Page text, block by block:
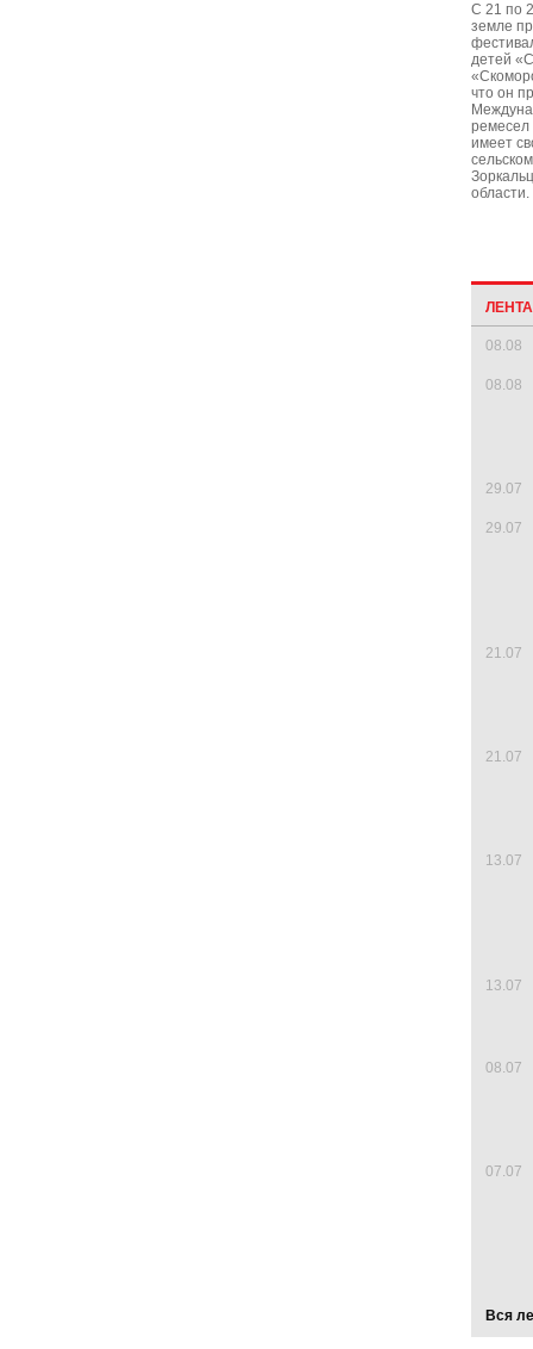
С 21 по
земле
детей
что он
ремесел
имеет
области.
08.08
08.08
29.07
29.07
21.07
21.07
13.07
13.07
08.07
07.07
Вся